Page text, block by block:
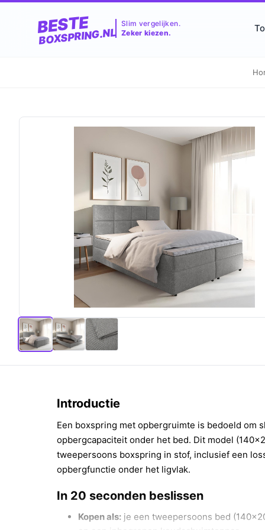
BESTE
BOXSPRING.NL
Slim vergelijken.
Zeker kiezen.
Introductie
Een boxspring met opbergruimte is bedoeld om
opbergcapaciteit onder het bed. Dit model
tweepersoons boxspring in stof, inclusief een
opbergfunctie onder het ligvlak.
In 20 seconden beslissen
Kopen als: je een tweepersoons bed